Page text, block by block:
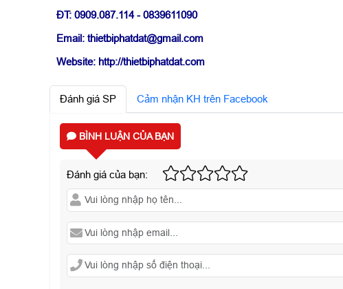
ĐT: 0909.087.114 - 0839611090
Email: thietbiphatdat@gmail.com
Website: http://thietbiphatdat.com
Đánh giá SP Cảm nhận KH trên Facebook
BÌNH LUẬN CỦA BẠN
Đánh giá của bạn: